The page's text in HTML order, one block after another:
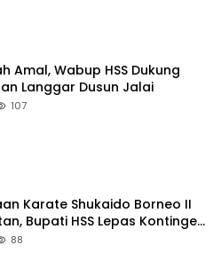
Amal, Wabup HSS Dukung
Langgar Dusun Jalai
107
Karate Shukaido Borneo II
Bupati HSS Lepas Kontingen
88